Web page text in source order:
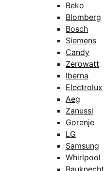
Beko
Blomberg
Bosch
Siemens
Candy
Zerowatt
Iberna
Electrolux
Aeg
Zanussi
Gorenje
LG
Samsung
Whirlpool
Bauknecht